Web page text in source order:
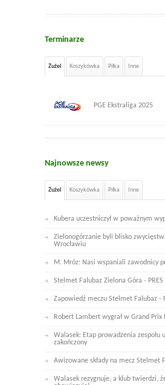
Terminarze
Żużel Koszykówka Piłka Inne
PGE Ekstraliga 2025
Najnowsze newsy
Żużel Koszykówka Piłka Inne
Kubera uczestniczył w poważnym
Zielonogórzanie byli blisko
Wrocławiu
M. Mróz: Nasi wspaniali zawodnicy
Stelmet Falubaz Zielona Góra - PRES
Zapowiedź meczu Stelmet Falubaz -
Robert Lambert wygrał w Grand Prix
Walasek: Etap prowadzenia zespołu
zakończony
Awizowane składy na mecz Stelmet
Walasek rezygnuje, a klub twierdzi,